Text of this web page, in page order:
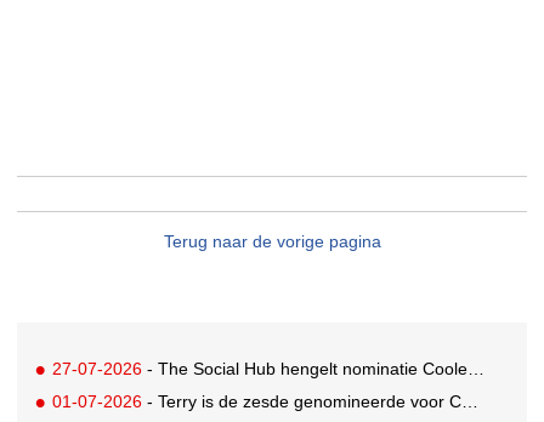
Terug naar de vorige pagina
27-07-2026 - The Social Hub hengelt nominatie Coolest Dutch Brands binnen
01-07-2026 - Terry is de zesde genomineerde voor Coolest Dutch Brands 2026